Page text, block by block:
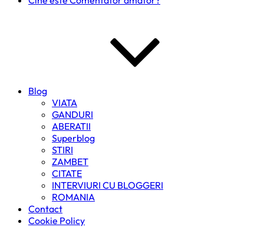
Blog
VIATA
GANDURI
ABERATII
Superblog
STIRI
ZAMBET
CITATE
INTERVIURI CU BLOGGERI
ROMANIA
Contact
Cookie Policy